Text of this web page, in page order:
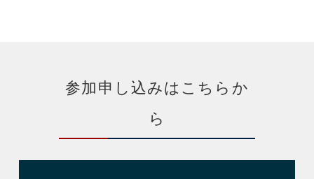
参加申し込みはこちらか
ら